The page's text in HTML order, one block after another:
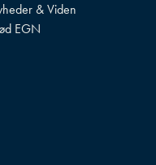
& Viden
EGN